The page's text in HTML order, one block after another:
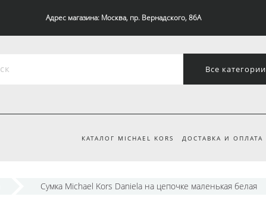
Адрес магазина: Москва, пр. Вернадского, 86А
Все категории
КАТАЛОГ MICHAEL KORS ДОСТАВКА И ОПЛАТА
Сумка Michael Kors Daniela на цепочке маленькая белая